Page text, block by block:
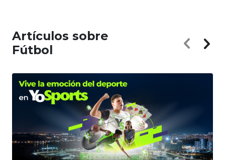
Artículos sobre
Fútbol